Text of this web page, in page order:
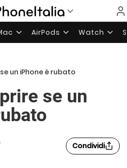
AirPods Watch
un iPhone è rubato
se un
Condividi